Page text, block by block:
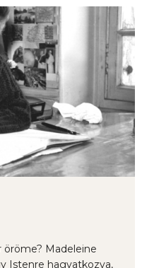
öröme? Madeleine
Istenre hagyatkozva,